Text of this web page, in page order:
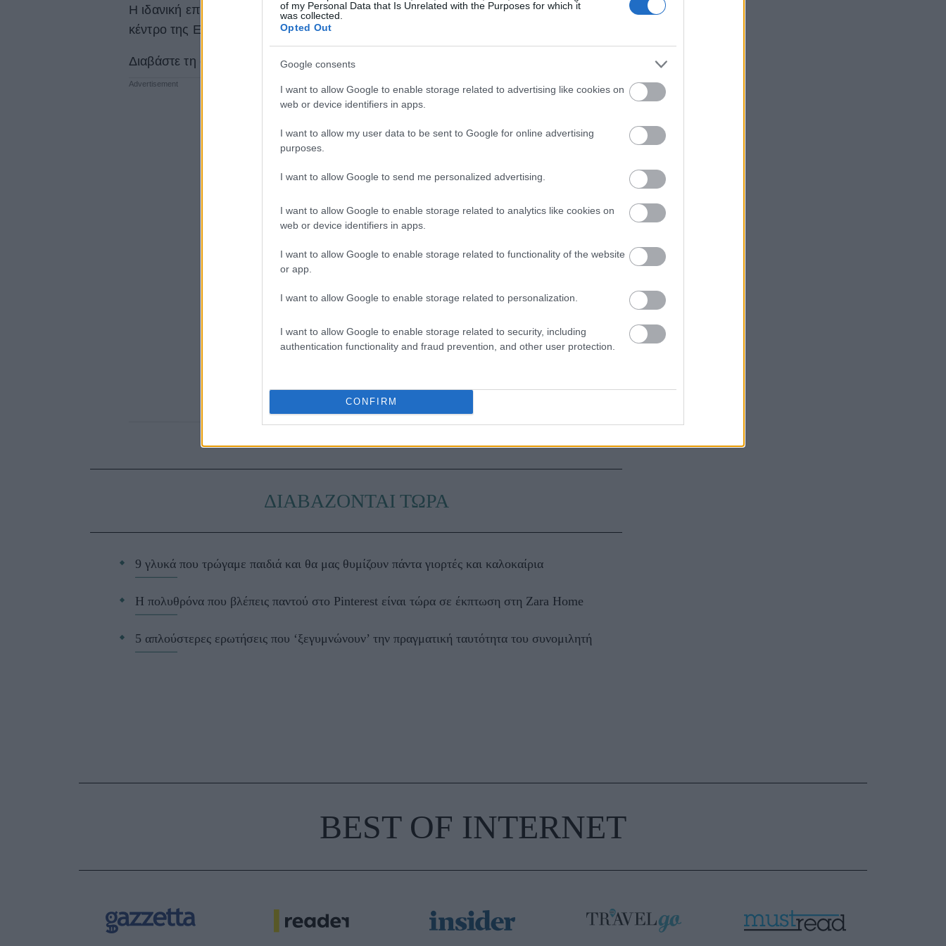
of my Personal Data that Is Unrelated with the Purposes for which it
was collected.
Opted Out
Google consents
I want to allow Google to enable storage related to advertising like cookies on
web or device identifiers in apps.
I want to allow my user data to be sent to Google for online advertising
purposes.
I want to allow Google to send me personalized advertising.
I want to allow Google to enable storage related to analytics like cookies on
web or device identifiers in apps.
I want to allow Google to enable storage related to functionality of the website
or app.
I want to allow Google to enable storage related to personalization.
I want to allow Google to enable storage related to security, including
authentication functionality and fraud prevention, and other user protection.
CONFIRM
Η ιδανική επιλογή για όσους θέλουν να συνδυάσουν το μπάνιο τους με μια βόλτα στο
κέντρο της Ερμούπολης, χωρίς να χρειαστεί να φύγουν μακριά από την πόλη.
Διαβάστε τη συνέχεια στο Travelgo.gr
ΔΙΑΒΑΖΟΝΤΑΙ ΤΩΡΑ
9 γλυκά που τρώγαμε παιδιά και θα μας θυμίζουν πάντα γιορτές και καλοκαίρια
Η πολυθρόνα που βλέπεις παντού στο Pinterest είναι τώρα σε έκπτωση στη Zara Home
5 απλούστερες ερωτήσεις που ‘ξεγυμνώνουν’ την πραγματική ταυτότητα του συνομιλητή
BEST OF INTERNET